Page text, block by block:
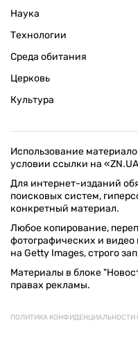
Наука
Технологии
Среда обитания
Церковь
Культура
Использование
условии ссылки на
Для интернет-изданий
поисковых систем,
конкретный материал.
Любое копирование,
фотографических и
на Getty Images, строго
Материалы в блоке
правах рекламы.
ПОЛИТИКА КОНФИДЕНЦИАЛЬНОСТИ
© 1994–2026 «ЗЕРКАЛО НЕДЕЛИ.